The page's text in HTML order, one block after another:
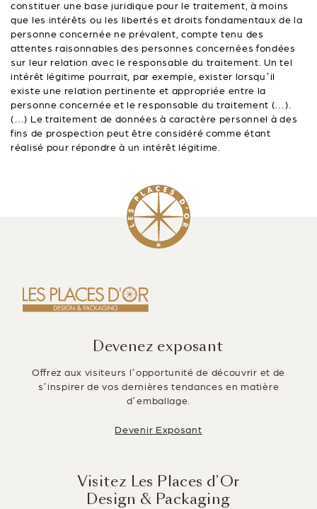
constituer une base juridique pour le traitement, à moins
que les intérêts ou les libertés et droits fondamentaux de la
personne concernée ne prévalent, compte tenu des
attentes raisonnables des personnes concernées fondées
sur leur relation avec le responsable du traitement. Un tel
intérêt légitime pourrait, par exemple, exister lorsqu’il
existe une relation pertinente et appropriée entre la
personne concernée et le responsable du traitement (…).
(…) Le traitement de données à caractère personnel à des
fins de prospection peut être considéré comme étant
réalisé pour répondre à un intérêt légitime.
Devenez exposant
Offrez aux visiteurs l’opportunité de découvrir et de
s’inspirer de vos dernières tendances en matière
d’emballage.
Devenir Exposant
Visitez Les Places d’Or
Design & Packaging